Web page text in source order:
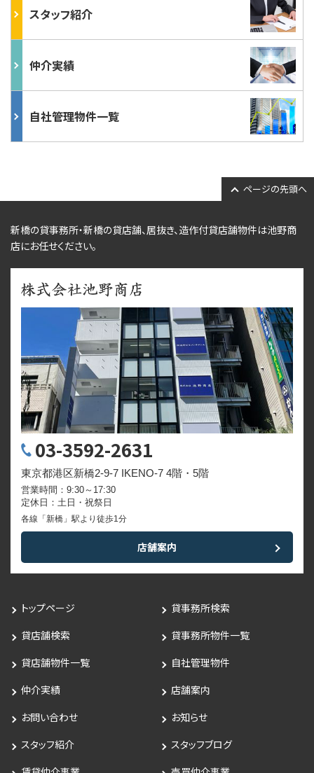
スタッフ紹介
仲介実績
自社管理物件一覧
ページの先頭へ
新橋の貸事務所・新橋の貸店舗、居抜き、造作付貸店舗物件は池野商
店にお任せください。
03-3592-2631
東京都港区新橋2-9-7 IKENO-7 4階・5階
営業時間：9:30～17:30
定休日：土日・祝祭日
各線「新橋」駅より徒歩1分
店舗案内
トップページ
貸事務所検索
貸店舗検索
貸事務所物件一覧
貸店舗物件一覧
自社管理物件
仲介実績
店舗案内
お問い合わせ
お知らせ
スタッフ紹介
スタッフブログ